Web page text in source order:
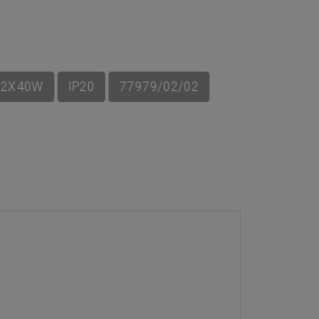
2X40W IP20
77979/02/02